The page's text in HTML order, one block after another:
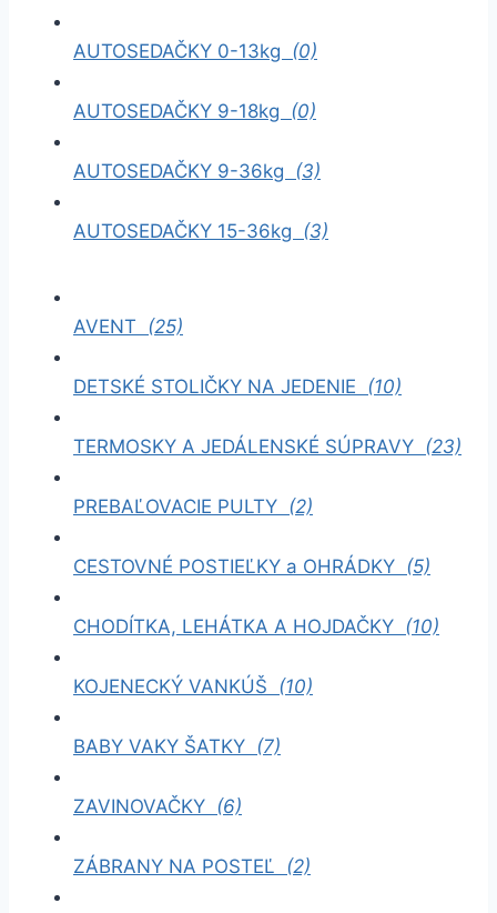
AUTOSEDAČKY 0-13kg (0)
AUTOSEDAČKY 9-18kg (0)
AUTOSEDAČKY 9-36kg (3)
AUTOSEDAČKY 15-36kg (3)
AVENT (25)
DETSKÉ STOLIČKY NA JEDENIE (10)
TERMOSKY A JEDÁLENSKÉ SÚPRAVY (23)
PREBAĽOVACIE PULTY (2)
CESTOVNÉ POSTIEĽKY a OHRÁDKY (5)
CHODÍTKA, LEHÁTKA A HOJDAČKY (10)
KOJENECKÝ VANKÚŠ (10)
BABY VAKY ŠATKY (7)
ZAVINOVAČKY (6)
ZÁBRANY NA POSTEĽ (2)